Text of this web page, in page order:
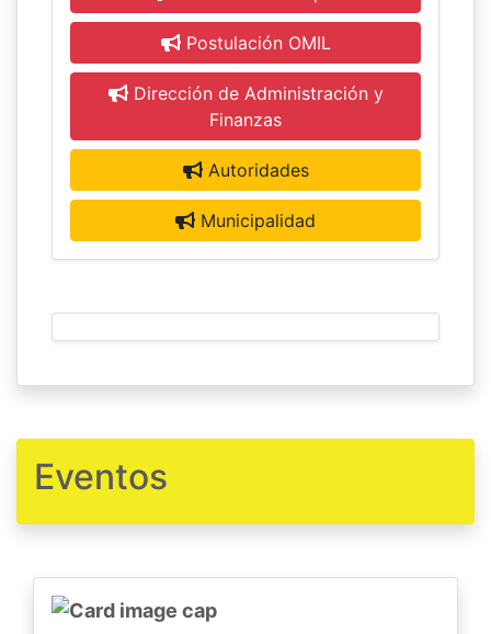
Postulación OMIL
Dirección de Administración y
Finanzas
Autoridades
Municipalidad
Eventos